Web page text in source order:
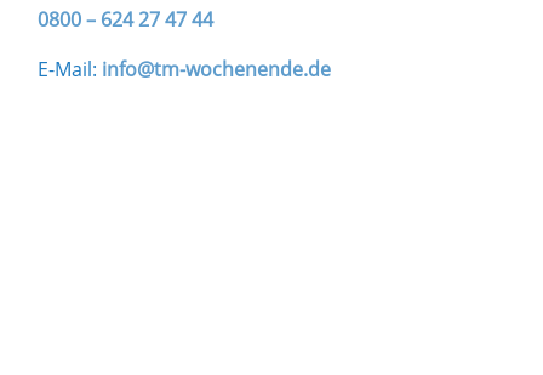
0800 – 624 27 47 44
E-Mail: info@tm-wochenende.de